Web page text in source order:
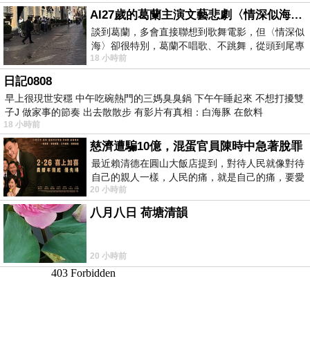
AI27歲的葛蘭主演文藝悲劇〈情深似海〉 #戀上老電影 #葛蘭 #粟子
談到葛蘭，多會直接聯想到歌舞電影，但〈情深似
海〉卻很特別，葛蘭不唱歌、不跳舞，從頭到尾專
心演戲。拍攝期間，經常工作超過12個鐘
18 小時前
日記0808
早上很現世安穩 中午吃碗熱門的三媽臭臭鍋 下午午睡起來 不想打擾雙
子J 做家事的節奏 出去散散步 有影片有真相：白海豚 在飲料
18 小時前
慈濟遭騙10億，混蛋官員陳時中急著脫罪
最近賴清德在圓山大飯店提到，對待人民就像對待
自己的親人一樣，人民的痛，就是自己的痛，要愛
民如親，說的這麼好聽，實際上根本沒做
20 小時前
八月八日 荷塘清韻
20 小時前